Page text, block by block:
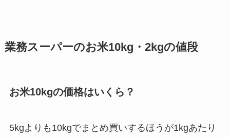
業務スーパーのお米10kg・2kgの値段
お米10kgの価格はいくら？
5kgよりも10kgでまとめ買いするほうが1kgあたり